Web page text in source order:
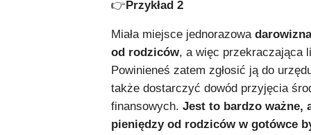
👉Przykład 2
Miała miejsce jednorazowa
od rodziców, a więc przekraczająca
Powinieneś zatem zgłosić ją do
także dostarczyć dowód przyjęcia
finansowych. Jest to bardzo ważne,
pieniędzy od rodziców w gotówce